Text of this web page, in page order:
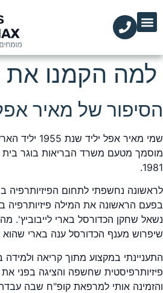
למה הקמנו את
הסיפור של מאיר
שמי מאיר אפל
מוסמך מטעם משרד הבריאות בוגר בית
1981.
לראשונה נחשפתי לתחום הפיזיותרפיה
בפעם הראשונה את המילה פיזיותרפיה
נשאל שחקן הכדורסל בארי לייבוביץ'.
שיפרוש מענף הכדורסל ענה בארי שהוא
התעניינתי במקצוע מתוך קריאה ולמידה
פיזיותרפיסטית שחשפה והציגה בפני את
והזמינה אותי למרפאת קופ"ח שבה